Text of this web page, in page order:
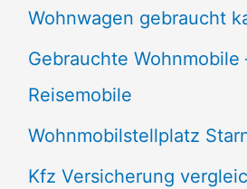
Wohnwagen gebraucht
Gebrauchte Wohnmobile
Reisemobile
Wohnmobilstellplatz
Kfz Versicherung